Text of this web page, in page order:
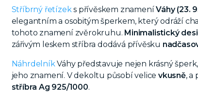
Stříbrný řetízek s přívěskem znameníVáhy (23.
elegantním a osobitým šperkem, který odráží
tohoto znamení zvěrokruhu. Minimalistický
zářivým leskem stříbra dodává přívěsku
Náhrdelník Váhy představuje nejen krásný
jeho znamení. V dekoltu působí velicevkusně,a
stříbra Ag 925/1000.